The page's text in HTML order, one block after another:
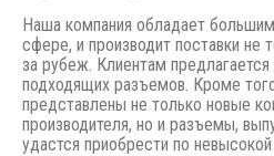
Наша компания обладает
сфере, и производит поставки не
за рубеж. Клиентам
подходящих разъемов. Кроме
представлены не только новые
производителя, но и разъемы,
удастся приобрести по невысокой